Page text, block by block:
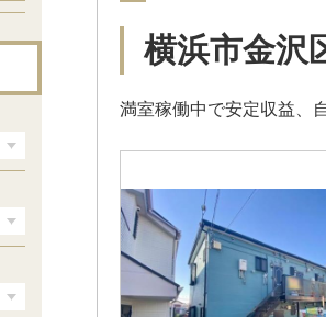
横浜市金沢
満室稼働中で安定収益、